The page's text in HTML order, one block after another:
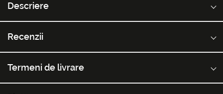
Descriere
Recenzii
Termeni de livrare